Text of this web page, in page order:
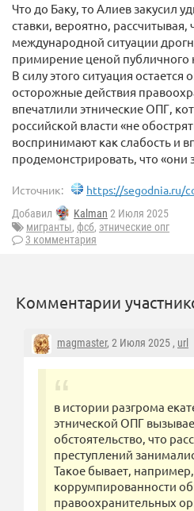
Что до Баку, то Алиев закусил
ставки, вероятно,
международной ситуации
примирение ценой публичного
В силу этого ситуация остается
осторожные действия
впечатлили этнические ОПГ,
российской власти «не
воспринимают как слабость и
продемонстрировать, что «они
Источник: https://segodnia.ru/
Добавил Kalman 2 Июля 2025
мигранты, фсб, этнические опг
3 комментария
Комментарии
magmaster, 2 Июля 2025 , url
в истории разгрома
этнической ОПГ
обстоятельство, что
преступлений
Такое бывает,
коррумпированности
правоохранительных